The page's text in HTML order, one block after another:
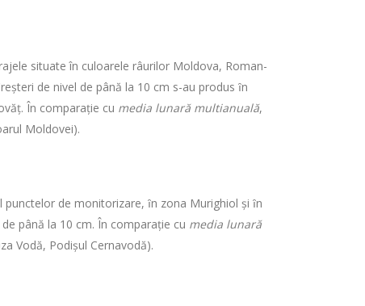
situate în culoarele râurilor Moldova, Roman-
de nivel de până la 10 cm s-au produs ȋn
În comparaţie cu media lunară multianuală,
Moldovei).
de monitorizare, ȋn zona Murighiol şi ȋn
până la 10 cm. În comparaţie cu media lunară
Vodă, Podişul Cernavodă).